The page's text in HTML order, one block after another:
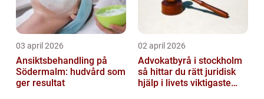
03 april 2026
Ansiktsbehandling på
Södermalm: hudvård som
ger resultat
02 april 2026
Advokatbyrå i stockholm
så hittar du rätt juridisk
hjälp i livets viktigaste